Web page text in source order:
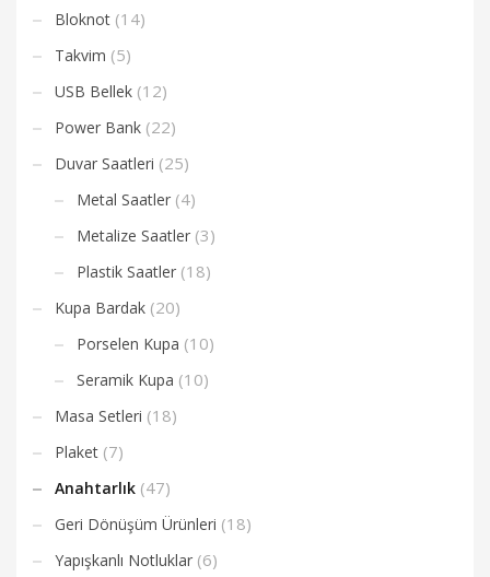
Bloknot (14)
Takvim (5)
USB Bellek (12)
Power Bank (22)
Duvar Saatleri (25)
Metal Saatler (4)
Metalize Saatler (3)
Plastik Saatler (18)
Kupa Bardak (20)
Porselen Kupa (10)
Seramik Kupa (10)
Masa Setleri (18)
Plaket (7)
Anahtarlık (47)
Geri Dönüşüm Ürünleri (18)
Yapışkanlı Notluklar (6)